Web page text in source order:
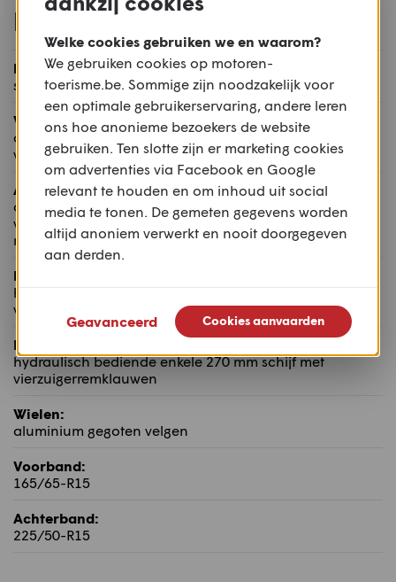
Rijwielgedeelte
Frame:
stalen buizenfram
Voorvering:
dubbele A-armen met antirolstang naafbesturing qua
veervoorspanning regelbaar met 174 mm veerweg
Achtervering:
aluminium dubbelzijdige achterbrug qua
veervoorspanning regelbare Fox monoshock met 152
mm veerweg
Remmen voor:
hydraulisch bediende dubbele 270 mm schijf met
vierzuigerremklauwen
Remmen achter:
hydraulisch bediende enkele 270 mm schijf met
vierzuigerremklauwen
Wielen:
aluminium gegoten velgen
Voorband:
165/65-R15
Achterband:
225/50-R15
Welke cookies gebruiken we en waarom?
We gebruiken cookies op motoren-
toerisme.be. Sommige zijn noodzakelijk voor
een optimale gebruikerservaring, andere leren
ons hoe anonieme bezoekers de website
gebruiken. Ten slotte zijn er marketing cookies
om advertenties via Facebook en Google
relevant te houden en om inhoud uit social
media te tonen. De gemeten gegevens worden
altijd anoniem verwerkt en nooit doorgegeven
aan derden.
Geavanceerd Cookies aanvaarden